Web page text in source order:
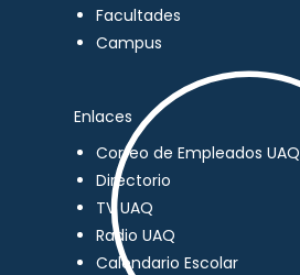
Facultades
Campus
Enlaces
Correo de Empleados UAQ
Directorio
TV UAQ
Radio UAQ
Calendario Escolar